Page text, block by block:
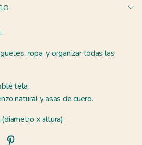
ropa, y organizar todas las
tela.
natural y asas de cuero.
x altura)